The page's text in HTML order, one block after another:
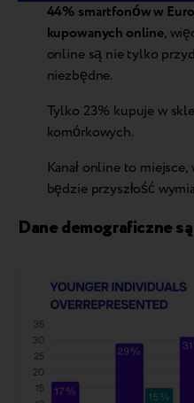
44% smartfonów w
kupowanych online,
online są nie tylko
niezbędne.
Tylko 23% kupuje w
komórkowych.
Kanał online to
będzie przyszłość
Dane demograficzne